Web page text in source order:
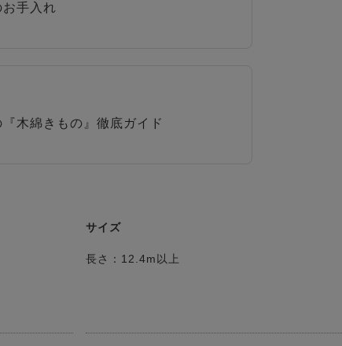
手入れ
木綿きもの』徹底ガイド
サイズ
長さ：12.4m以上